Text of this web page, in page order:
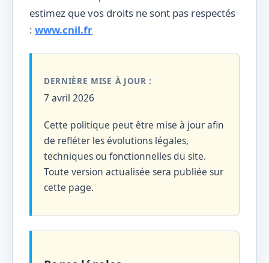
estimez que vos droits ne sont pas respectés
: www.cnil.fr
DERNIÈRE MISE À JOUR :
7 avril 2026
Cette politique peut être mise à jour afin
de refléter les évolutions légales,
techniques ou fonctionnelles du site.
Toute version actualisée sera publiée sur
cette page.